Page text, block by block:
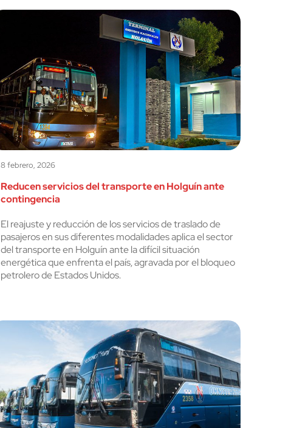
8 febrero, 2026
Reducen servicios del transporte en Holguín ante
contingencia
El reajuste y reducción de los servicios de traslado de
pasajeros en sus diferentes modalidades aplica el sector
del transporte en Holguín ante la difícil situación
energética que enfrenta el país, agravada por el bloqueo
petrolero de Estados Unidos.